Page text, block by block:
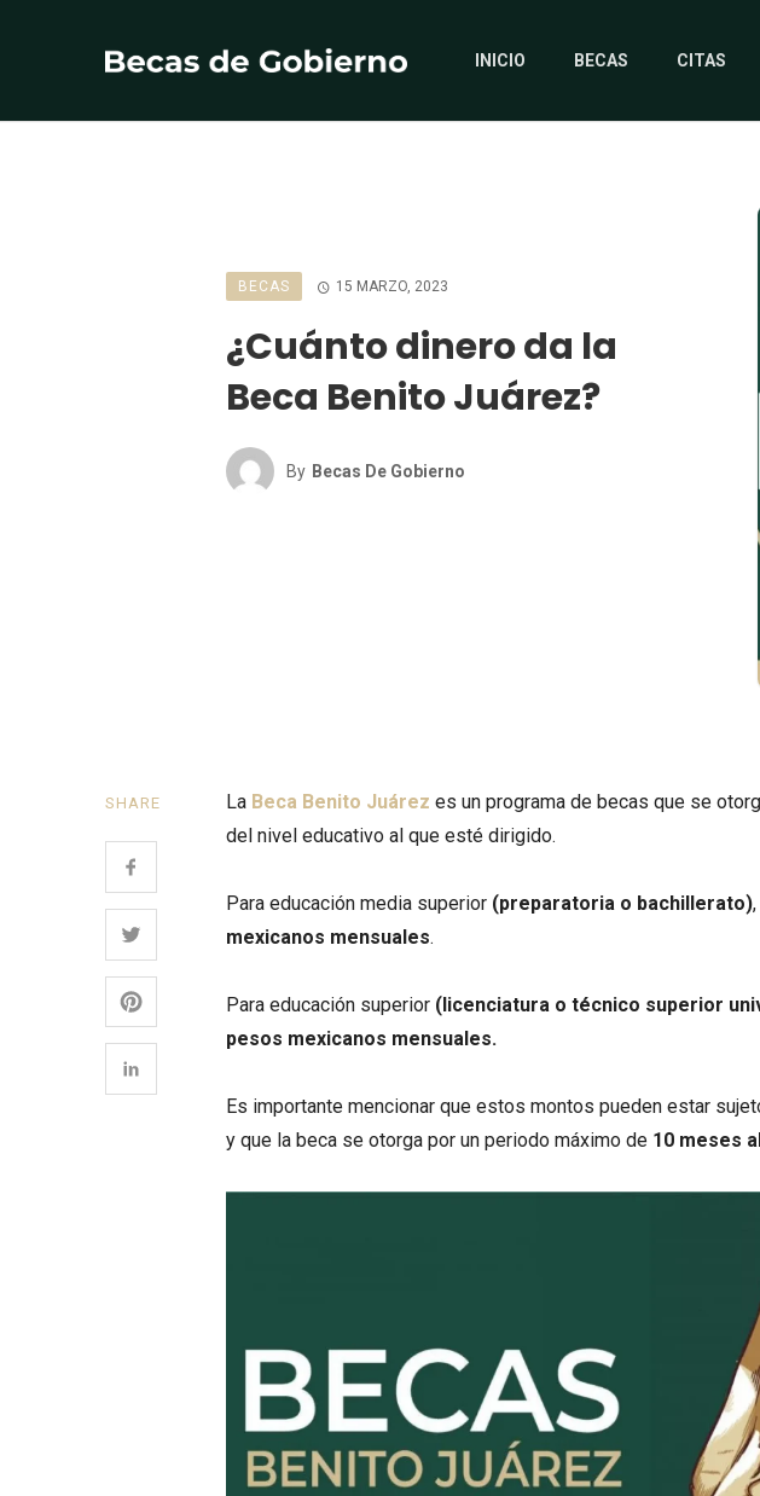
INICIO BECAS CITAS
BECAS 15 MARZO, 2023
¿Cuánto dinero da la
Beca Benito Juárez?
By Becas De Gobierno
SHARE La Beca Benito Juárez es un programa de becas que se
del nivel educativo al que esté dirigido.
Para educación media superior (preparatoria o bachillerato)
mexicanos mensuales.
Para educación superior (licenciatura o técnico superior
pesos mexicanos mensuales.
Es importante mencionar que estos montos pueden estar
y que la beca se otorga por un periodo máximo de 10 meses